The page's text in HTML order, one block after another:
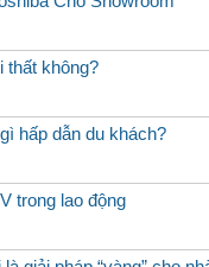
thất không?
hấp dẫn du khách?
trong lao động